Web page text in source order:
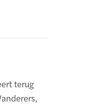
terug